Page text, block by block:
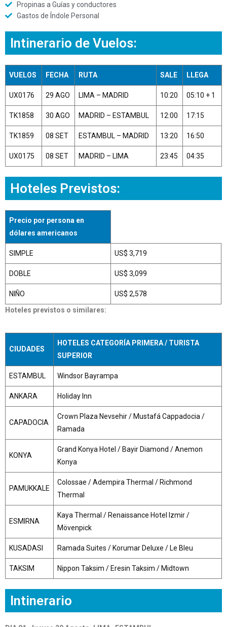
Propinas a Guías y conductores
Gastos de Índole Personal
Intinerario de Vuelos:
VUELOS FECHA RUTA SALE LLEGA
UX0176 29 AGO LIMA – MADRID 10:20 05:10 + 1
TK1858 30 AGO MADRID – ESTAMBUL 12:00 17:15
TK1859 08 SET ESTAMBUL – MADRID 13:20 16:50
UX0175 08 SET MADRID – LIMA 23:45 04:35
Hoteles Previstos:
Precio por persona en
dólares americanos
SIMPLE US$ 3,719
DOBLE US$ 3,099
NIÑO
US$ 2,578
Hoteles previstos o similares:
CIUDADES
HOTELES CATEGORÍA PRIMERA / TURISTA
SUPERIOR
ESTAMBUL Windsor Bayrampa
ANKARA Holiday Inn
CAPADOCIA
Crown Plaza Nevsehir / Mustafá Cappadocia /
Ramada
KONYA
Grand Konya Hotel / Bayir Diamond / Anemon
Konya
PAMUKKALE
Colossae / Adempira Thermal / Richmond
Thermal
ESMIRNA
Kaya Thermal / Renaissance Hotel Izmir /
Mövenpick
KUSADASI Ramada Suites / Korumar Deluxe / Le Bleu
TAKSIM Nippon Taksim / Eresin Taksim / Midtown
Intinerario